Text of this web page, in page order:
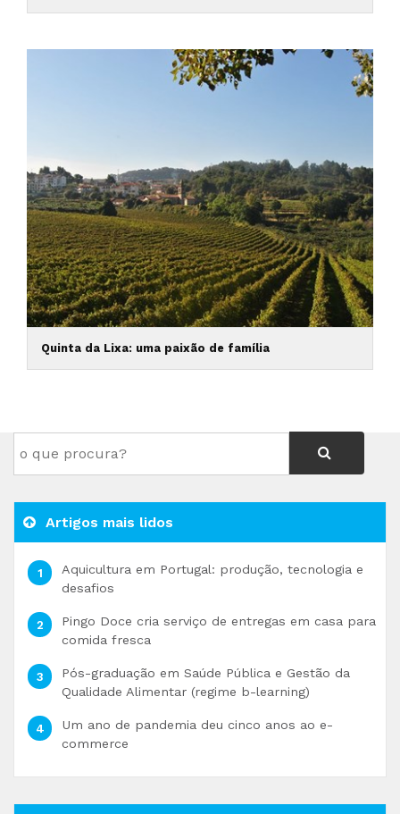
Quinta da Lixa: uma paixão de família
Artigos mais lidos
Aquicultura em Portugal: produção, tecnologia e
desafios
Pingo Doce cria serviço de entregas em casa para
comida fresca
Pós-graduação em Saúde Pública e Gestão da
Qualidade Alimentar (regime b-learning)
Um ano de pandemia deu cinco anos ao e-
commerce